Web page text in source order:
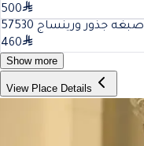
500
صبغه جذور ورينساج 575 30
460
Show more
View Place Details